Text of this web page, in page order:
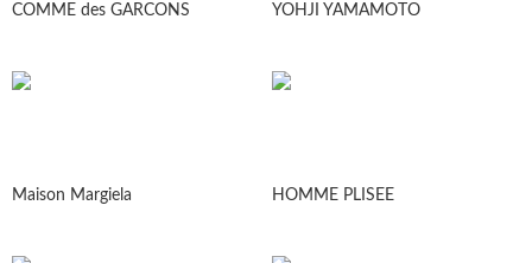
COMME des GARCONS YOHJI YAMAMOTO
Maison Margiela HOMME PLISEE